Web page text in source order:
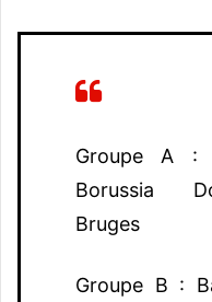
Groupe A :
Borussia
Bruges
Groupe B :